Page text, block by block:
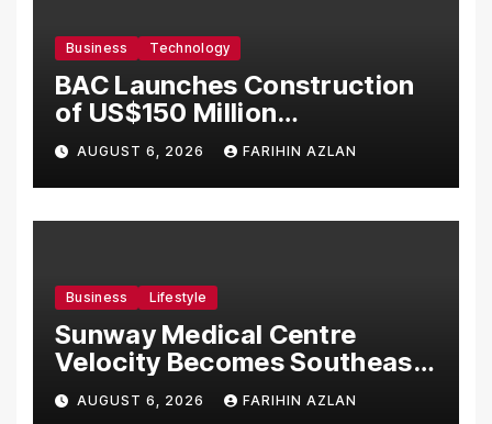
Business Technology
BAC Launches Construction
of US$150 Million
Manufacturing Facility in
Malaysia
AUGUST 6, 2026 FARIHIN AZLAN
Business Lifestyle
Sunway Medical Centre
Velocity Becomes Southeast
Asia’s First Hospital to
Introduce the Comprehensive
AUGUST 6, 2026 FARIHIN AZLAN